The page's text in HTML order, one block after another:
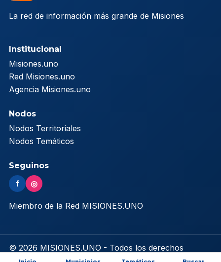
La red de información más grande de Misiones
Institucional
Misiones.uno
Red Misiones.uno
Agencia Misiones.uno
Nodos
Nodos Territoriales
Nodos Temáticos
Seguinos
f ◎
Miembro de la Red MISIONES.UNO
© 2026 MISIONES.UNO - Todos los derechos
reservados